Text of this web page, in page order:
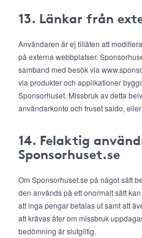
13. Länkar från
Användaren är ej tillåten att
på externa webbplatser.
samband med besök via
via produkter och applikationer
Sponsorhuset. Missbruk av detta
användarkonto och fruset saldo,
14. Felaktig
Sponsorhuset.se
Om Sponsorhuset.se på något sätt
den används på ett onormalt sätt
att inga pengar betalas ut samt att
att krävas åter om missbruk
bedömning är slutgiltig.